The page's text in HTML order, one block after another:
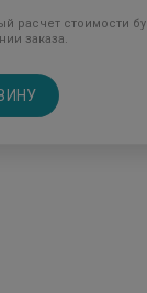
расчет стоимости
заказа.